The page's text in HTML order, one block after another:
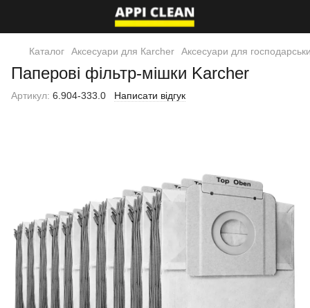
Каталог Аксесуари для Кarcher Аксесуари для
Паперові фільтр-мішки Karcher
Артикул: 6.904-333.0 Написати відгук